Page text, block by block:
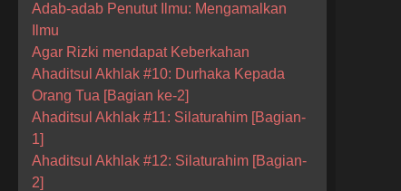
Adab-adab Penutut Ilmu: Mengamalkan
Ilmu
Agar Rizki mendapat Keberkahan
Ahaditsul Akhlak #10: Durhaka Kepada
Orang Tua [Bagian ke-2]
Ahaditsul Akhlak #11: Silaturahim [Bagian-
1]
Ahaditsul Akhlak #12: Silaturahim [Bagian-
2]